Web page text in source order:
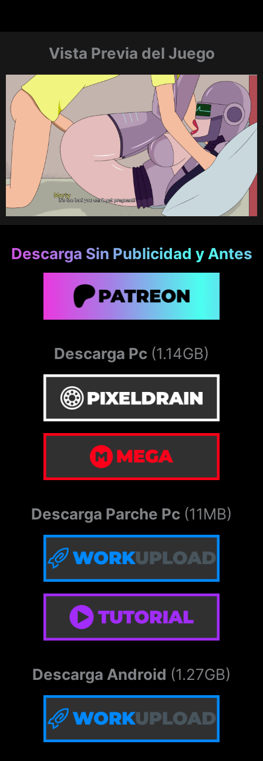
Vista Previa del Juego
Descarga Sin Publicidad y Antes
Descarga Pc (1.14GB)
Descarga Parche Pc (11MB)
Descarga Android (1.27GB)